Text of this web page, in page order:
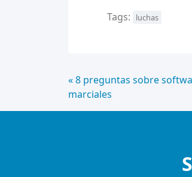
Tags: luchas
Continue
Lendo
« 8 preguntas sobre
marciales